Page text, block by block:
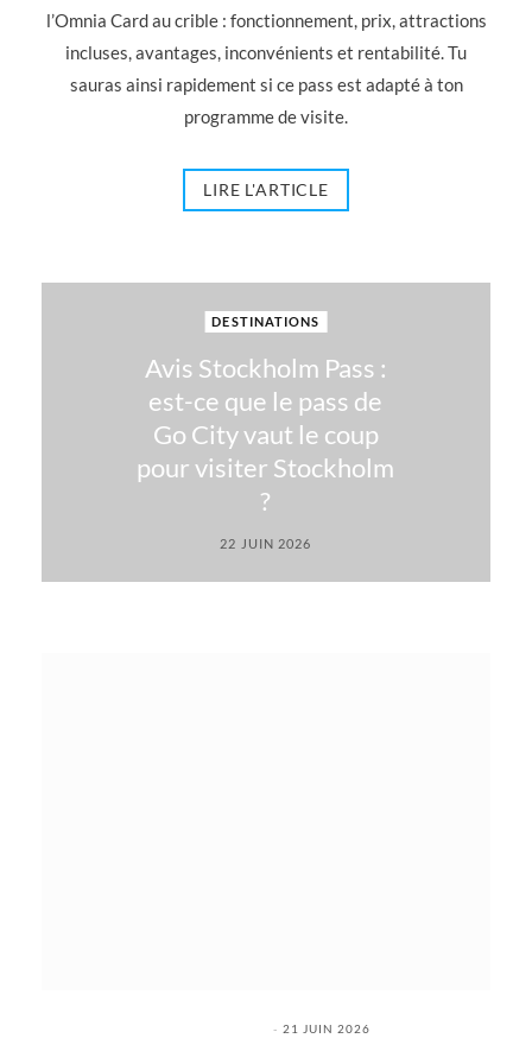
l’Omnia Card au crible : fonctionnement, prix, attractions
incluses, avantages, inconvénients et rentabilité. Tu
sauras ainsi rapidement si ce pass est adapté à ton
programme de visite.
LIRE L'ARTICLE
DESTINATIONS
Avis Stockholm Pass :
est-ce que le pass de
Go City vaut le coup
pour visiter Stockholm
?
22 JUIN 2026
21 JUIN 2026